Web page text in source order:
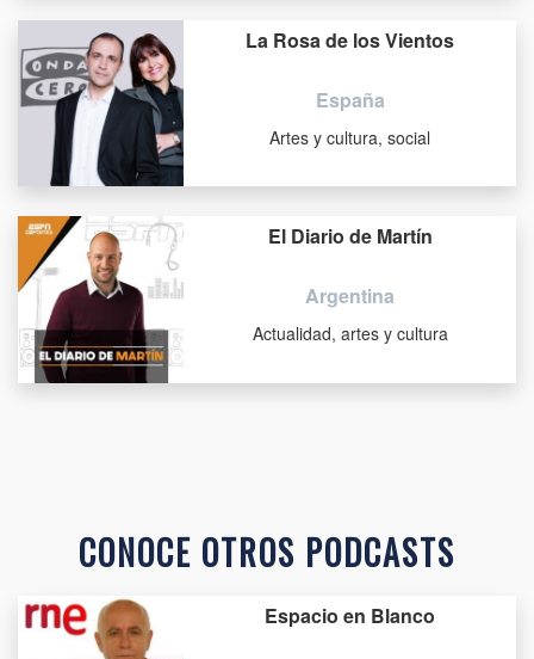
La Rosa de los Vientos
España
Artes y cultura, social
El Diario de Martín
Argentina
Actualidad, artes y cultura
CONOCE OTROS PODCASTS
Espacio en Blanco